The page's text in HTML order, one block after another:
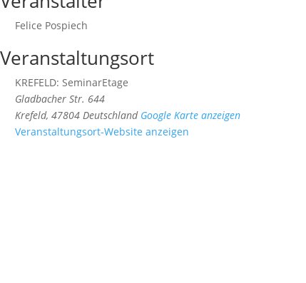
Felice Pospiech
Veranstaltungsort
KREFELD: SeminarEtage
Gladbacher Str. 644
Krefeld, 47804 Deutschland Google Karte anzeigen
Veranstaltungsort-Website anzeigen